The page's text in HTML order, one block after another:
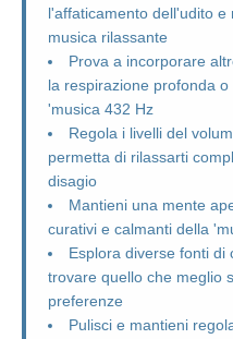
l'affaticamento dell'udito
musica rilassante
Prova a incorporare
la respirazione profonda
'musica 432 Hz
Regola i livelli del
permetta di rilassarti
disagio
Mantieni una mente
curativi e calmanti della
Esplora diverse fonti di
trovare quello che meglio
preferenze
Pulisci e mantieni